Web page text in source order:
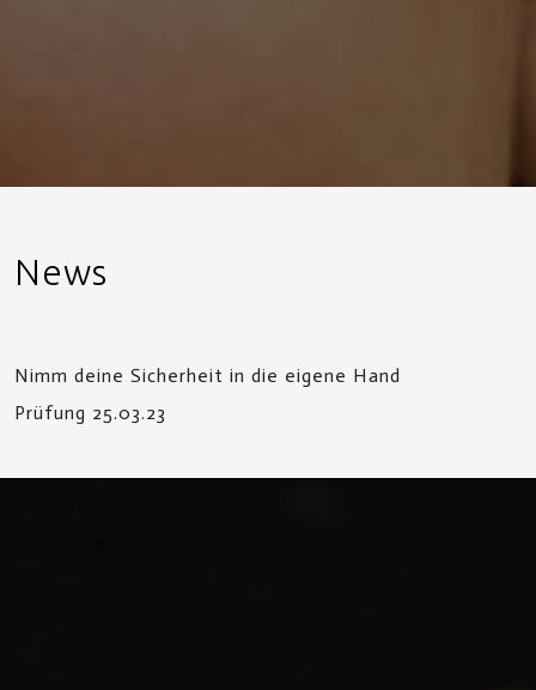
News
Nimm deine Sicherheit in die eigene Hand
Prüfung 25.03.23